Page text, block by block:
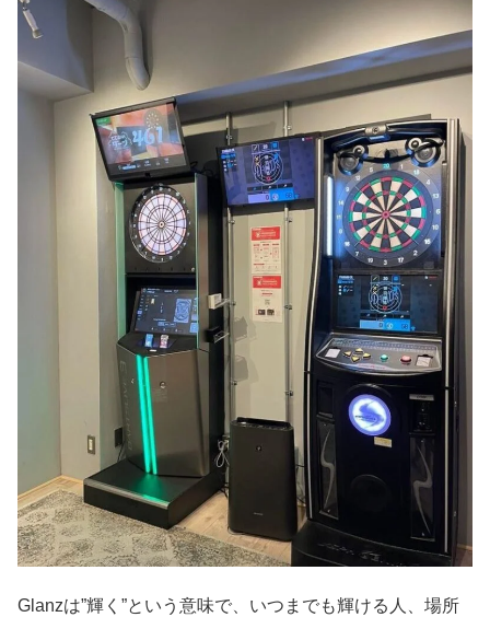
Glanzは”輝く”という意味で、いつまでも輝ける人、場所